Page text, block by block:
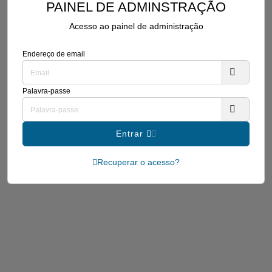
PAINEL DE ADMINSTRAÇÃO
Acesso ao painel de administração
Endereço de email
Palavra-passe
Entrar
Recuperar o acesso?